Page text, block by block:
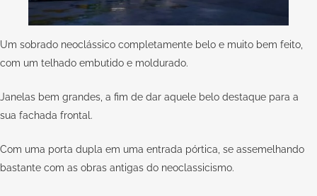
Um sobrado neoclássico completamente belo e muito bem feito,
com um telhado embutido e moldurado.
Janelas bem grandes, a fim de dar aquele belo destaque para a
sua fachada frontal.
Com uma porta dupla em uma entrada pórtica, se assemelhando
bastante com as obras antigas do neoclassicismo.